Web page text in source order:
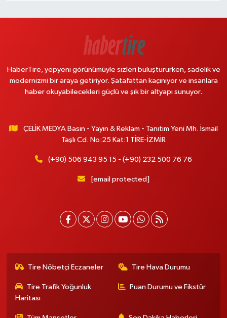
HaberTire, yepyeni görünümüyle sizleri buluştururken, sadelik ve
modernizmi bir araya getiriyor. Şatafattan kaçınıyor ve insanlara
haber okuyabilecekleri güçlü ve şık bir altyapı sunuyor.
ÇELİK MEDYA Basın - Yayın & Reklam - Tanıtım Yeni Mh. İsmail
Taşlı Cd. No:25 Kat:1 TİRE-İZMİR
(+90) 506 943 95 15 - (+90) 232 500 76 76
[email protected]
Tire Nöbetçi Eczaneler Tire Hava Durumu
Tire Trafik Yoğunluk
Haritası
Puan Durumu ve Fikstür